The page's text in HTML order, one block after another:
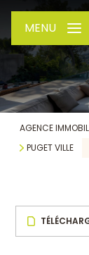
MENU
AGENCE
PUGET VILLE